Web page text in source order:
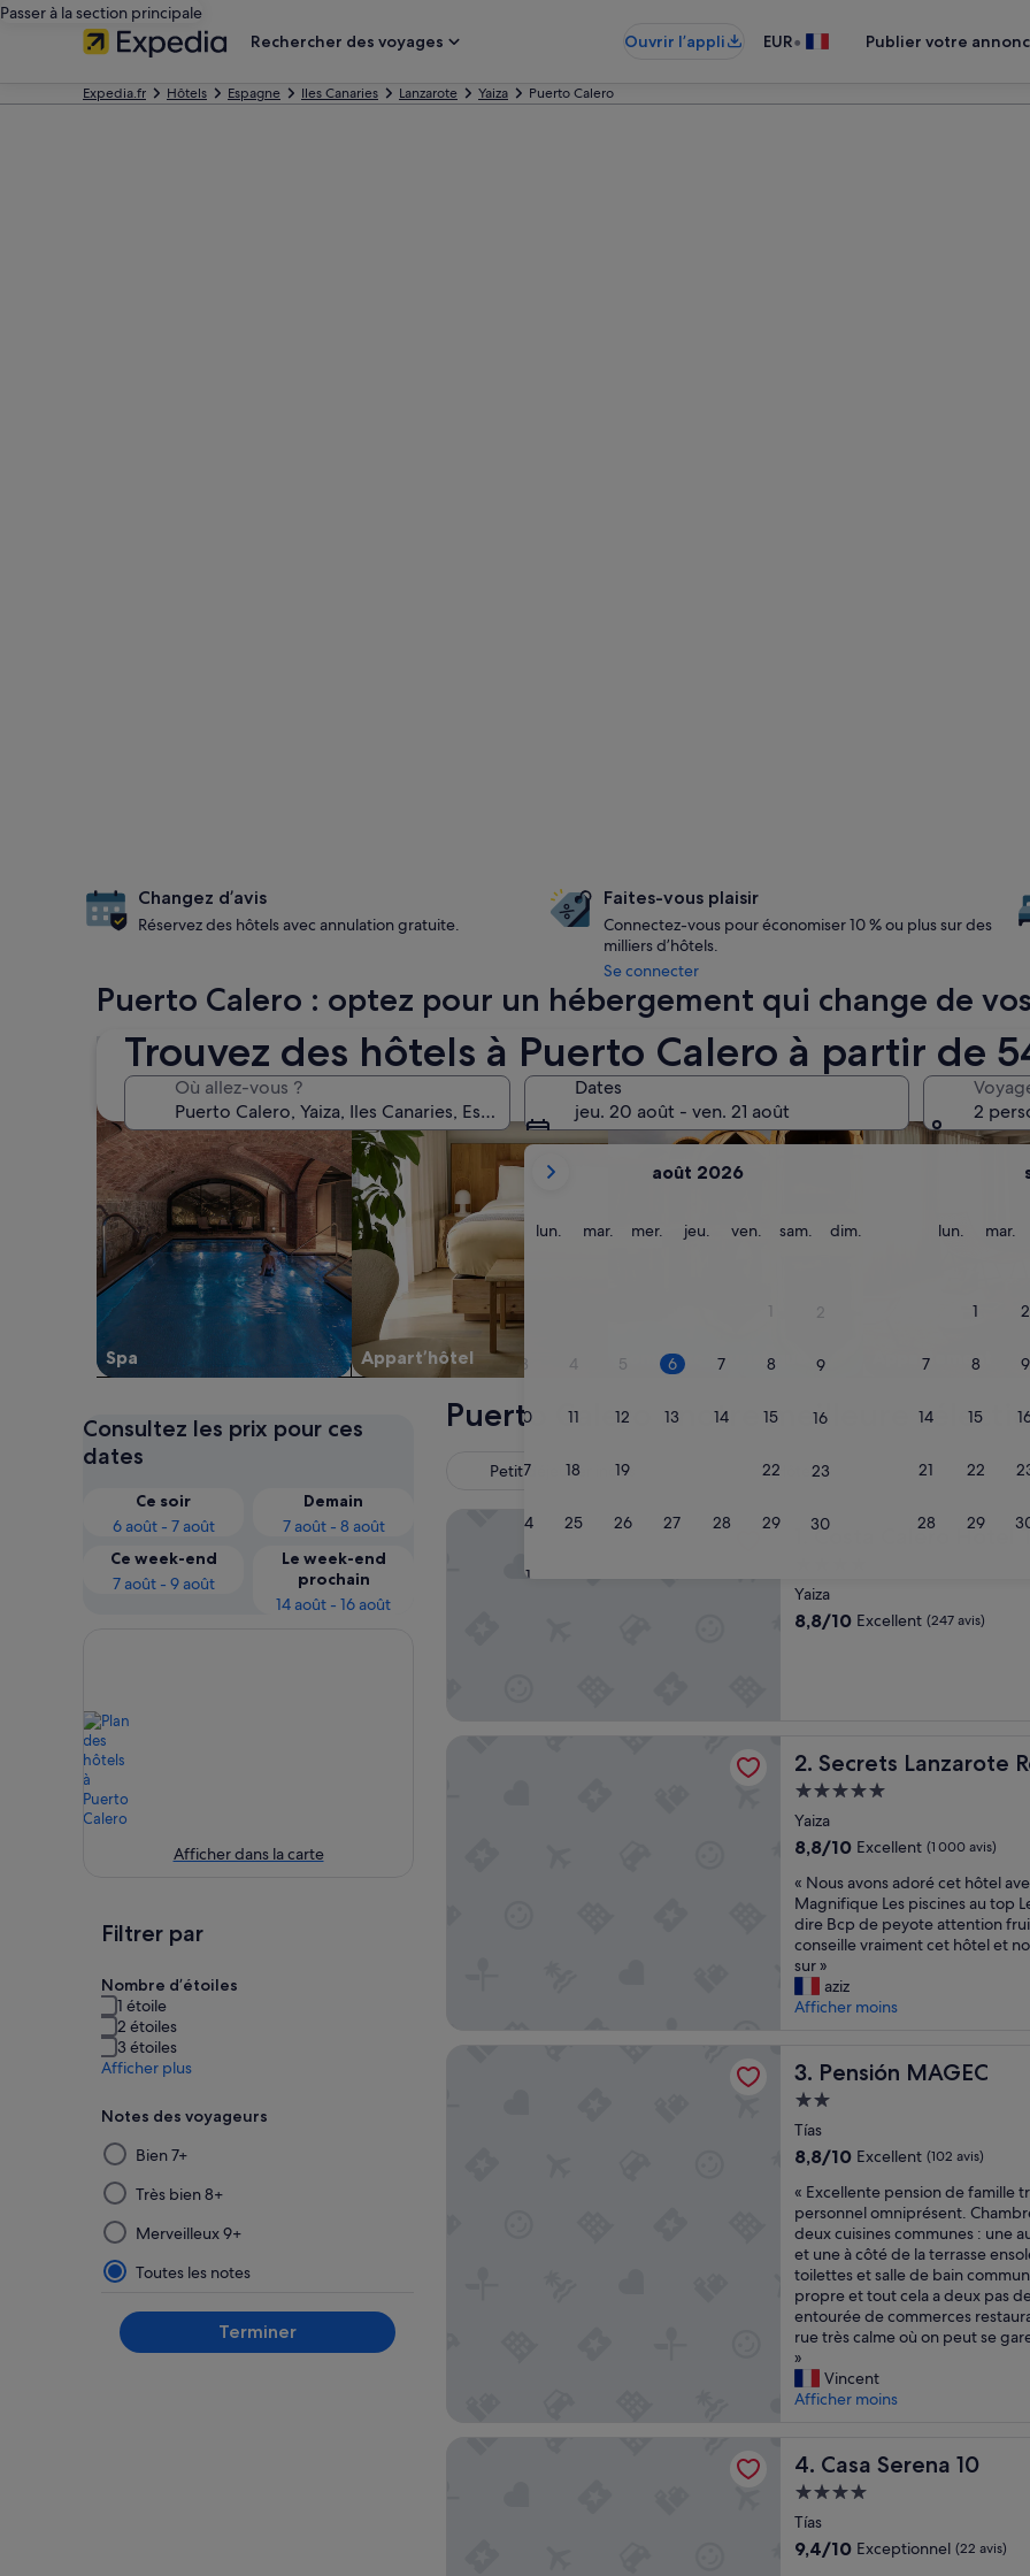
Passer à la section principale
Rechercher des voyages
Ouvrir l’appli EUR• Publier votre
Expedia.fr Hôtels Espagne Iles Canaries Lanzarote Yaiza Puerto Calero
Trouvez des hôtels à Puerto Calero à partir de
Où allez-vous ?
Dates
jeu. 20 août - ven. 21 août
Les
mois
affichés
sont
2026
September
août 2026
lun. lundimar. mardi
mer. mercredi
jeu. jeudiven. vendredi
sam. samedi
dim.
1 2
3 4 5 6 7 8 9
10 11 12 13 14 15 16
17 18 19 22 23
24 25 26 27 28 29 30
31
lun. lundimar.
1 2
7 8 9
14 15
21 22
28 29
2
Changez d’avis
Réservez des hôtels avec annulation gratuite.
Faites-vous plaisir
Connectez-vous pour économiser 10 % ou plus sur des
milliers d’hôtels.
Se connecter
Puerto Calero : optez pour un hébergement qui change de
Spa
Rechercher des hébergements avec un spa sur place
Appart’hôtel
Rechercher des appart’hôtels
Complexe touristique
Rechercher des complexes touristiques
Apparte­ment
Rechercher des
Consultez les prix pour ces
dates
Ce soir
6 août - 7 août
Demain
7 août - 8 août
Ce week-end
7 août - 9 août
Le week-end
prochain
14 août - 16 août
Afficher dans la carte
Filtrer par
Nombre d’étoiles
1 étoile
2 étoiles
3 étoiles
Afficher plus
Notes des voyageurs
La
sélection
puis
l’application
d’un
filtre
groupe
Bien 7+
Très bien 8+
Merveilleux 9+
Toutes les notes
Terminer
Puerto Calero : notre meilleure
Petit déjeuner inclus Hôtel
1. Costa Calero Hotel
Costa Calero Hotel Thalasso
4.0 étoiles
Yaiza
8.8
8,8/10 Excellent (247 avis)
Costa Calero Hotel Thalasso & Spa
2. Secrets Lanzarote
Secrets Lanzarote Resort &
Hébergement
5.0 étoiles
Yaiza
8.8
10,
Excellent,
(1 000 avis)
8,8/10 Excellent (1 000 avis)
«
N
o
u
s
a
v
s
d
o
r
c
e
t
h
ô
t
e
l
a
e
o
m
a
r
« Nous avons adoré cet hôtel
Magnifique Les piscines au top
dire Bcp de peyote attention
conseille vraiment cet hôtel et
sur »
aziz
Afficher moins
3. Pensión MAGEC
Pensión MAGEC
Hébergement
2.0 étoiles
Tías
8.8
10,
Excellent,
(102 avis)
8,8/10 Excellent (102 avis)
«
E
x
c
e
l
l
e
n
t
e
n
o
n
« Excellente pension de famille
personnel omniprésent.
deux cuisines communes : une
et une à côté de la terrasse
toilettes et salle de bain
propre et tout cela a deux pas
entourée de commerces
rue très calme où on peut se
»
Vincent
Afficher moins
4. Casa Serena 10
Casa Serena 10
Hébergement
4.0 étoiles
Tías
9.4
9,4/10 Exceptionnel (22 avis)